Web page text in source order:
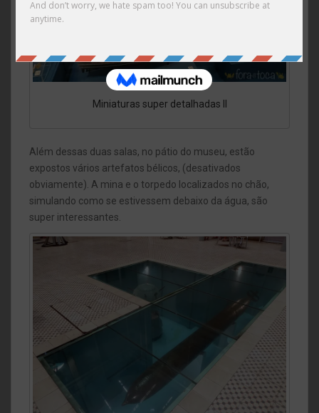
Miniaturas super detalhadas II
Além dessas duas salas, no pátio do museu, estão
expostos vários artefatos bélicos, (desativados
obviamente). A mina e o torpedo localizados no chão,
simulando como se estivessem debaixo da água, são
super interessantes.